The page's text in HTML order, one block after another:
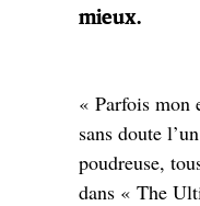
mieux.
« Parfois mon
sans doute
poudreuse,
dans « The